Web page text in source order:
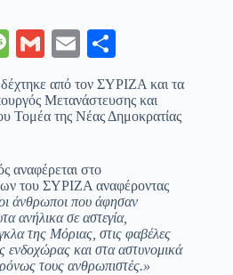
M
es
sa
ge
G
ail
E
m
ail
οι
ρ
α
εί
τε
από τον ΣΥΡΙΖΑ και τα
Μετανάστευσης και
Τομέα της Νέας Δημοκρατίας
αναφέρεται στο
του ΣΥΡΙΖΑ αναφέροντας
άνθρωποι που άφησαν
ανήλικα σε αστεγία,
της Μόριας, στις φαβέλες
ενδοχώρας και στα αστυνομικά
τους ανθρωπιστές.»